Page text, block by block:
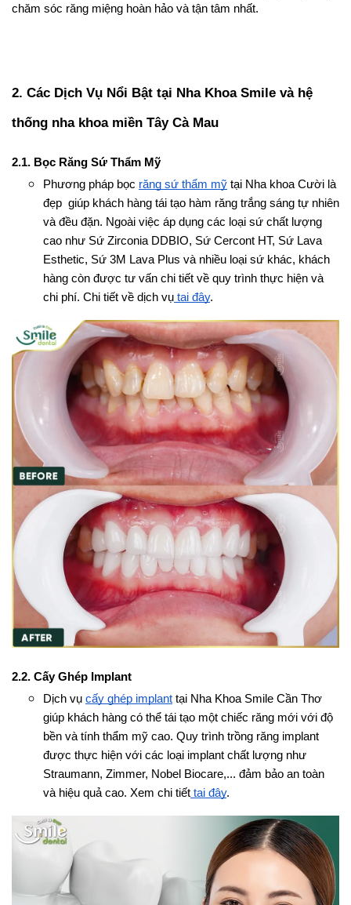
chăm sóc răng miệng hoàn hảo và tận tâm nhất.
2. Các Dịch Vụ Nổi Bật tại Nha Khoa Smile và hệ
thống nha khoa miền Tây Cà Mau
2.1. Bọc Răng Sứ Thẩm Mỹ
Phương pháp bọc răng sứ thẩm mỹ tại Nha khoa Cười là
đẹp  giúp khách hàng tái tạo hàm răng trắng sáng tự nhiên
và đều đặn. Ngoài việc áp dụng các loại sứ chất lượng
cao như Sứ Zirconia DDBIO, Sứ Cercont HT, Sứ Lava
Esthetic, Sứ 3M Lava Plus và nhiều loại sứ khác, khách
hàng còn được tư vấn chi tiết về quy trình thực hiện và
chi phí. Chi tiết về dịch vụ tại đây.
2.2. Cấy Ghép Implant
Dịch vụ cấy ghép implant tại Nha Khoa Smile Cần Thơ
giúp khách hàng có thể tái tạo một chiếc răng mới với độ
bền và tính thẩm mỹ cao. Quy trình trồng răng implant
được thực hiện với các loại implant chất lượng như
Straumann, Zimmer, Nobel Biocare,... đảm bảo an toàn
và hiệu quả cao. Xem chi tiết tại đây.